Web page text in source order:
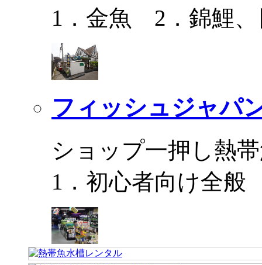
1．金魚 2．錦鯉、
フィッシュジャパ
ショップ一押し熱
1．初心者向け全